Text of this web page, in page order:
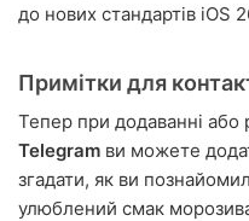
до нових стандартів iOS
Примітки для
Тепер при додаванні або
Telegram ви можете
згадати, як ви
улюблений смак